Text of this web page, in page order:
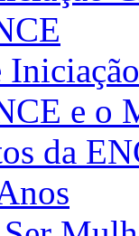
e o
da